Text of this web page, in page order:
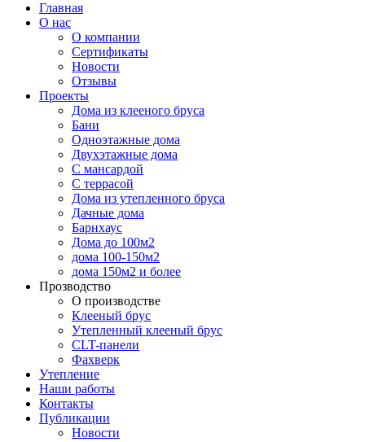
Главная
О нас
О компании
Сертификаты
Новости
Отзывы
Проекты
Дома из клееного бруса
Бани
Одноэтажные дома
Двухэтажные дома
С мансардой
С террасой
Дома из утепленного бруса
Дачные дома
Барнхаус
Дома до 100м2
дома 100-150м2
дома 150м2 и более
Прозводство
О производстве
Клееный брус
Утепленный клееный брус
CLT-панели
Фахверк
Утепление
Наши работы
Контакты
Публикации
Новости